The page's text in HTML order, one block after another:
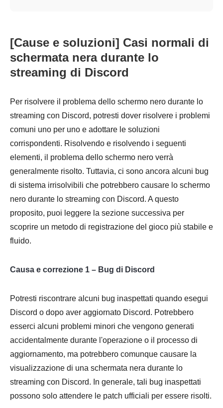
[Cause e soluzioni] Casi normali di
schermata nera durante lo
streaming di Discord
Per risolvere il problema dello schermo nero durante lo
streaming con Discord, potresti dover risolvere i problemi
comuni uno per uno e adottare le soluzioni
corrispondenti. Risolvendo e risolvendo i seguenti
elementi, il problema dello schermo nero verrà
generalmente risolto. Tuttavia, ci sono ancora alcuni bug
di sistema irrisolvibili che potrebbero causare lo schermo
nero durante lo streaming con Discord. A questo
proposito, puoi leggere la sezione successiva per
scoprire un metodo di registrazione del gioco più stabile e
fluido.
Causa e correzione 1 – Bug di Discord
Potresti riscontrare alcuni bug inaspettati quando esegui
Discord o dopo aver aggiornato Discord. Potrebbero
esserci alcuni problemi minori che vengono generati
accidentalmente durante l'operazione o il processo di
aggiornamento, ma potrebbero comunque causare la
visualizzazione di una schermata nera durante lo
streaming con Discord. In generale, tali bug inaspettati
possono solo attendere le patch ufficiali per essere risolti.